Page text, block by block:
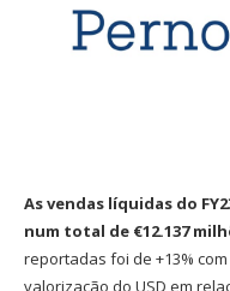
As vendas líquidas do
num total de €12.137
reportadas foi de +13%